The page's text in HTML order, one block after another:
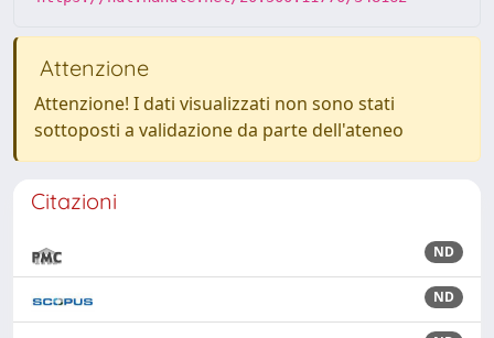
Attenzione
Attenzione! I dati visualizzati non sono stati
sottoposti a validazione da parte dell'ateneo
Citazioni
ND
ND